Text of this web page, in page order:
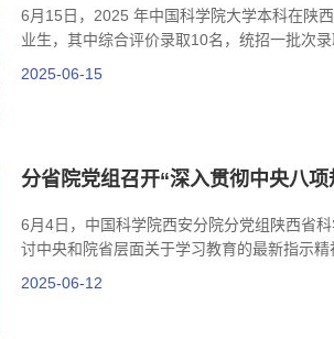
6月15日，2025 年中国科学院大学本科在陕
业生，其中综合评价录取10名，统招一批次
2025-06-15
分省院党组召开“深入贯彻中央八
6月4日，中国科学院西安分院分党组陕西省
讨中央和院省层面关于学习教育的最新指示精
2025-06-12